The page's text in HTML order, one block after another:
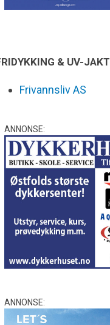
& UV-JAKT
Frivannsliv AS
ANNONSE:
ANNONSE: